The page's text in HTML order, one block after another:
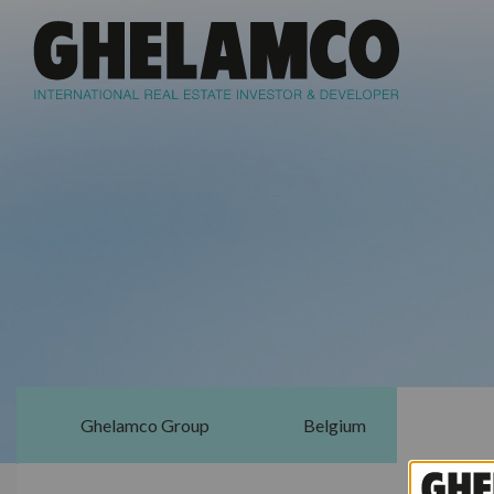
Ghelamco Group Belgium